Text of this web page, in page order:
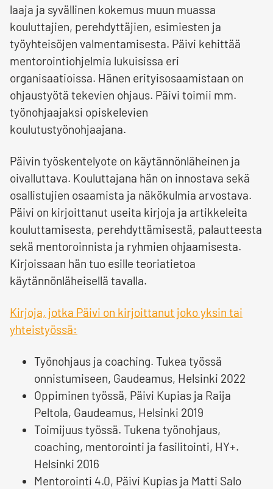
laaja ja syvällinen kokemus muun muassa
kouluttajien, perehdyttäjien, esimiesten ja
työyhteisöjen valmentamisesta. Päivi kehittää
mentorointiohjelmia lukuisissa eri
organisaatioissa. Hänen erityisosaamistaan on
ohjaustyötä tekevien ohjaus. Päivi toimii mm.
työnohjaajaksi opiskelevien
koulutustyönohjaajana.
Päivin työskentelyote on käytännönläheinen ja
oivalluttava. Kouluttajana hän on innostava sekä
osallistujien osaamista ja näkökulmia arvostava.
Päivi on kirjoittanut useita kirjoja ja artikkeleita
kouluttamisesta, perehdyttämisestä, palautteesta
sekä mentoroinnista ja ryhmien ohjaamisesta.
Kirjoissaan hän tuo esille teoriatietoa
käytännönläheisellä tavalla.
Kirjoja, jotka Päivi on kirjoittanut joko yksin tai
yhteistyössä:
Työnohjaus ja coaching. Tukea työssä
onnistumiseen, Gaudeamus, Helsinki 2022
Oppiminen työssä, Päivi Kupias ja Raija
Peltola, Gaudeamus, Helsinki 2019
Toimijuus työssä. Tukena työnohjaus,
coaching, mentorointi ja fasilitointi, HY+.
Helsinki 2016
Mentorointi 4.0, Päivi Kupias ja Matti Salo